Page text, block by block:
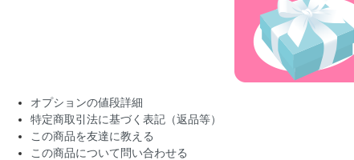
オプションの値段詳細
特定商取引法に基づく表記（返品等）
この商品を友達に教える
この商品について問い合わせる